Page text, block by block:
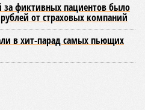
фиктивных пациентов было
от страховых компаний
в хит-парад самых пьющих